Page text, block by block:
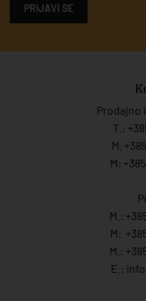
PRIJAVI SE
Prodajno
T.:
M.
M:
M.:
M:
M.:
E.: